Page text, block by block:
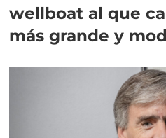
wellboat al que
más grande y